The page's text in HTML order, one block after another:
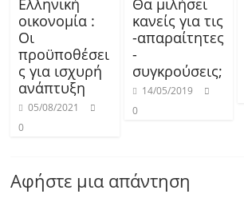
Ελληνική
οικονομία :
Οι
προϋποθέσει
ς για ισχυρή
ανάπτυξη
05/08/2021
0
Θα μιλήσει
κανείς για τις
-απαραίτητες
-
συγκρούσεις;
14/05/2019
0
Αφήστε μια απάντηση